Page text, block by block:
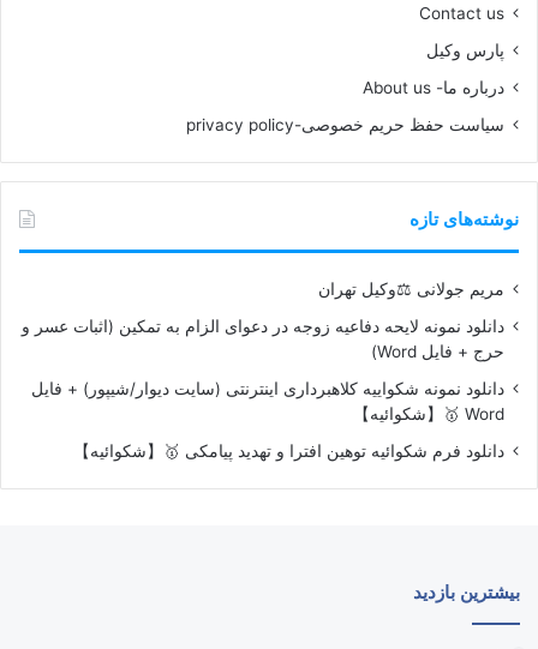
Contact us
پارس وکیل
درباره ما- About us
سیاست حفظ حریم خصوصی-privacy policy
نوشته‌های تازه
مریم جولانی ⚖️وکیل تهران
دانلود نمونه لایحه دفاعیه زوجه در دعوای الزام به تمکین (اثبات عسر و
حرج + فایل Word)
دانلود نمونه شکواییه کلاهبرداری اینترنتی (سایت دیوار/شیپور) + فایل
Word 🥇【شکوائیه】
دانلود فرم شکوائیه توهین افترا و تهدید پیامکی 🥇【شکوائیه】
بیشترین بازدید